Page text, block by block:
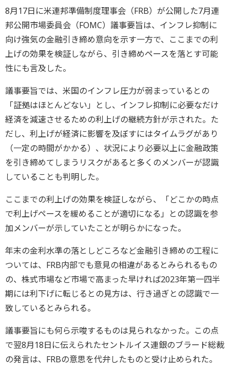
8月17日に米連邦準備制度理事会（FRB）が公開した7月連
邦公開市場委員会（FOMC）議事要旨は、インフレ抑制に
向け強気の金融引き締め意向を示す一方で、ここまでの利
上げの効果を検証しながら、引き締めペースを落とす可能
性にも言及した。
議事要旨では、米国のインフレ圧力が弱まっているとの
「証拠はほとんどない」とし、インフレ抑制に必要なだけ
経済を減速させるための利上げの継続方針が示された。た
だし、利上げが経済に影響を及ぼすにはタイムラグがあり
（一定の時間がかかる）、状況により必要以上に金融政策
を引き締めてしまうリスクがあると多くのメンバーが認識
していることも判明した。
ここまでの利上げの効果を検証しながら、「どこかの時点
で利上げペースを緩めることが適切になる」との認識を参
加メンバーが示していたことが明らかになった。
年末の金利水準の落としどころなど金融引き締めの工程に
ついては、FRB内部でも意見の相違があるとみられるもの
の、株式市場など市場で高まった早ければ2023年第一四半
期には利下げに転じるとの見方は、行き過ぎとの認識で一
致しているとみられる。
議事要旨にも何ら示唆するものは見られなかった。この点
で翌8月18日に伝えられたセントルイス連銀のブラード総裁
の発言は、FRBの意思を代弁したものと受け止められた。